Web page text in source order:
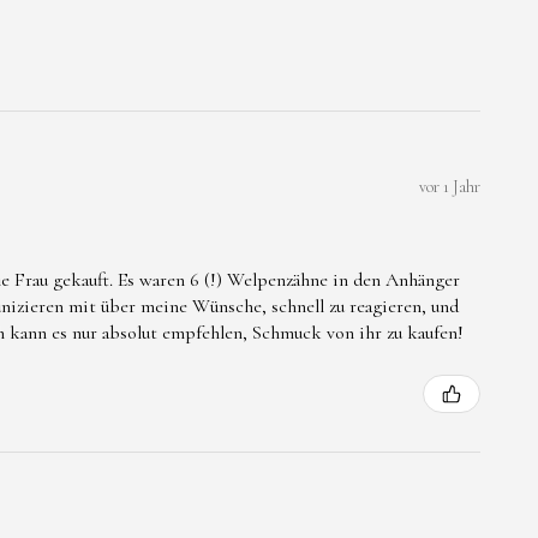
vor 1 Jahr
gekauft. Es waren 6 (!) Welpenzähne in den Anhänger
mit über meine Wünsche, schnell zu reagieren, und
es nur absolut empfehlen, Schmuck von ihr zu kaufen!